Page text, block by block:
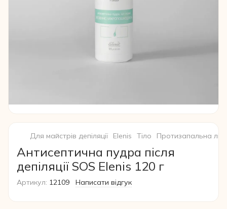
Для майстрів депіляції Elenis Тіло Протизапальна
Антисептична пудра після
депіляції SOS Elenis 120 г
Артикул: 12109 Написати відгук